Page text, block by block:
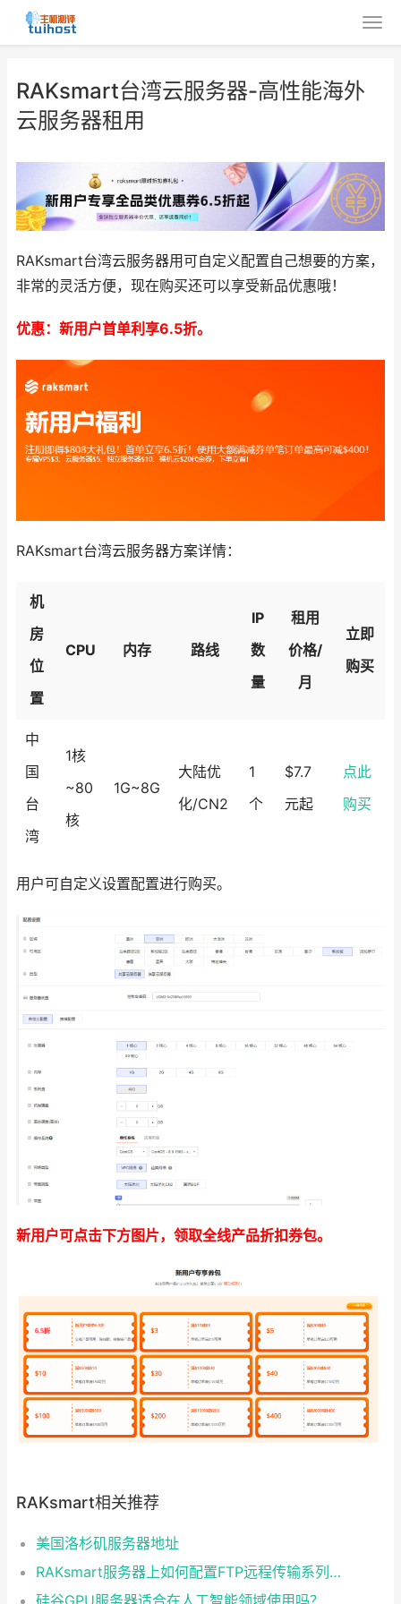
RAKsmart台湾云服务器-高性能海外
云服务器租用
RAKsmart台湾云服务器用可自定义配置自己想要的方案，
非常的灵活方便，现在购买还可以享受新品优惠哦！
优惠：新用户首单利享6.5折。
RAKsmart台湾云服务器方案详情：
机
房
位
置
CPU 内存 路线
IP
数
量
租用
价格/
月
立即
购买
中
国
台
湾
1核
~80
核
1G~8G
大陆优
化/CN2
1
个
$7.7
元起
点此
购买
用户可自定义设置配置进行购买。
新用户可点击下方图片，领取全线产品折扣券包。
RAKsmart相关推荐
美国洛杉矶服务器地址
RAKsmart服务器上如何配置FTP远程传输系列教程五：客户端配置与文件管理
硅谷GPU服务器适合在人工智能领域使用吗？